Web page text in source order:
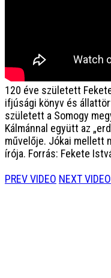
120 éve született
ifjúsági könyv és
született a Somogy
Kálmánnal együtt az
művelője. Jókai mellett
írója. Forrás: Fekete
PREV VIDEO NEXT VIDEO